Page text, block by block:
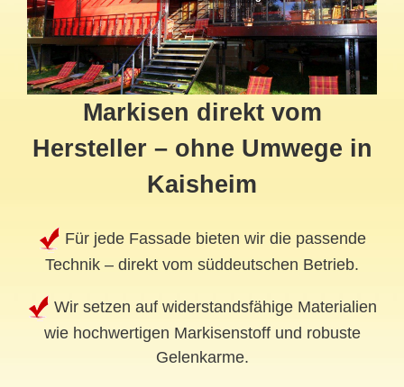
Markisen direkt vom
Hersteller – ohne Umwege in
Kaisheim
Für jede Fassade bieten wir die passende
Technik – direkt vom süddeutschen Betrieb.
Wir setzen auf widerstandsfähige Materialien
wie hochwertigen Markisenstoff und robuste
Gelenkarme.